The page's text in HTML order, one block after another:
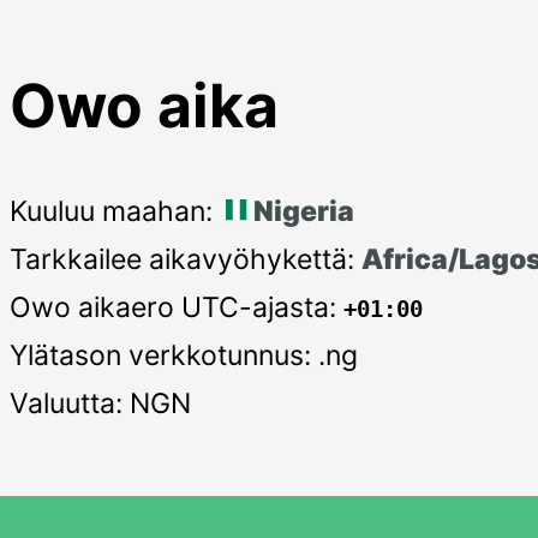
Owo aika
Kuuluu maahan:
Nigeria
Tarkkailee aikavyöhykettä: Africa/
Owo aikaero UTC-ajasta: +01:00
Ylätason verkkotunnus: .ng
Valuutta: NGN